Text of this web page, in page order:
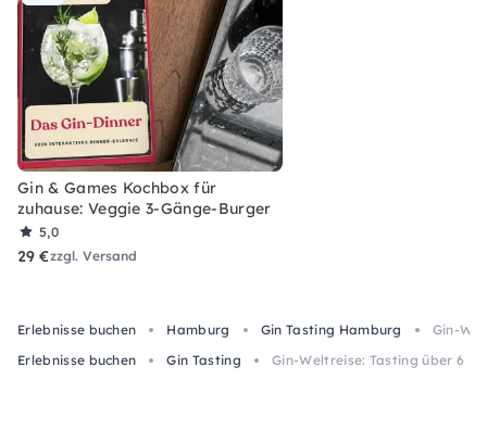
Gin & Games Kochbox für
zuhause: Veggie 3-Gänge-Burger
5,0
29 €zzgl. Versand
Erlebnisse buchen Hamburg Gin Tasting Hamburg
Gin-
Erlebnisse buchen
Gin Tasting Gin-Weltreise: Tasting über 6